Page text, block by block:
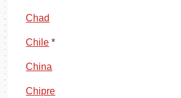
Chad
Chile *
China
Chipre